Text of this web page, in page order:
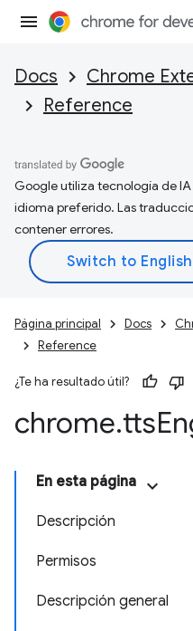
Docs Chrome
Reference
Google utiliza tecnología de
idioma preferido. Las
contener errores.
Página principal Docs
Reference
¿Te ha resultado útil?
chrome.tts
En esta página
Descripción
Permisos
Descripción general